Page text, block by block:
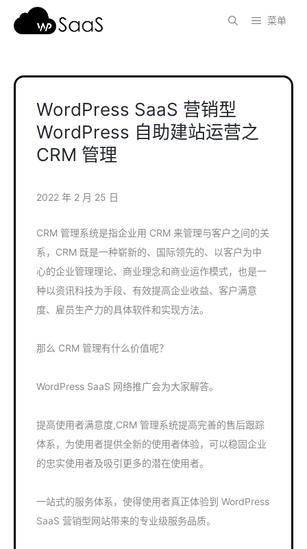
菜单
WordPress SaaS 营销型
WordPress 自助建站运营之
CRM 管理
2022 年 2 月 25 日
CRM 管理系统是指企业用 CRM 来管理与客户之间的关
系，CRM 既是一种崭新的、国际领先的、以客户为中
心的企业管理理论、商业理念和商业运作模式，也是一
种以资讯科技为手段、有效提高企业收益、客户满意
度、雇员生产力的具体软件和实现方法。
那么 CRM 管理有什么价值呢？
WordPress SaaS 网络推广会为大家解答。
提高使用者满意度,CRM 管理系统提高完善的售后跟踪
体系，为使用者提供全新的使用者体验，可以稳固企业
的忠实使用者及吸引更多的潜在使用者。
一站式的服务体系，使得使用者真正体验到 WordPress
SaaS 营销型网站带来的专业级服务品质。